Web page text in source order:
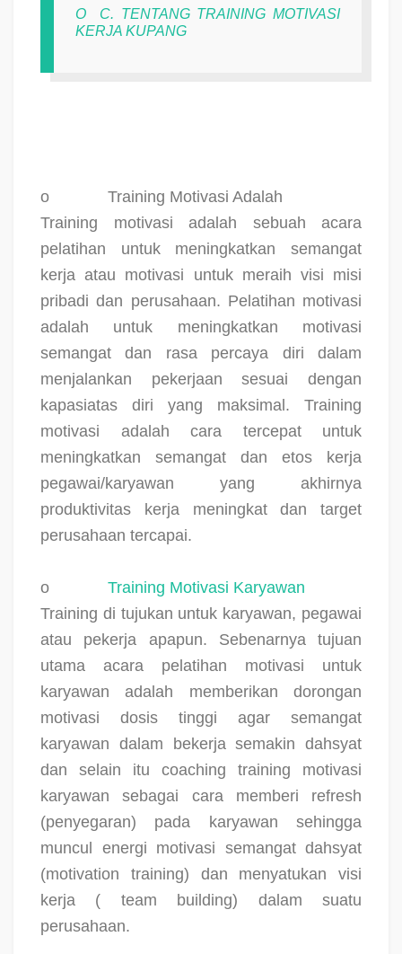
O
C. TENTANG TRAINING MOTIVASI
KERJA KUPANG
o
Training Motivasi Adalah
Training motivasi adalah sebuah acara
pelatihan untuk meningkatkan semangat
kerja atau motivasi untuk meraih visi misi
pribadi dan perusahaan. Pelatihan motivasi
adalah untuk meningkatkan motivasi
semangat dan rasa percaya diri dalam
menjalankan pekerjaan sesuai dengan
kapasiatas diri yang maksimal. Training
motivasi adalah cara tercepat untuk
meningkatkan semangat dan etos kerja
pegawai/karyawan yang akhirnya
produktivitas kerja meningkat dan target
perusahaan tercapai.
o
Training Motivasi Karyawan
Training di tujukan untuk karyawan, pegawai
atau pekerja apapun. Sebenarnya tujuan
utama acara pelatihan motivasi untuk
karyawan adalah memberikan dorongan
motivasi dosis tinggi agar semangat
karyawan dalam bekerja semakin dahsyat
dan selain itu coaching training motivasi
karyawan sebagai cara memberi refresh
(penyegaran) pada karyawan sehingga
muncul energi motivasi semangat dahsyat
(motivation training) dan menyatukan visi
kerja ( team building) dalam suatu
perusahaan.